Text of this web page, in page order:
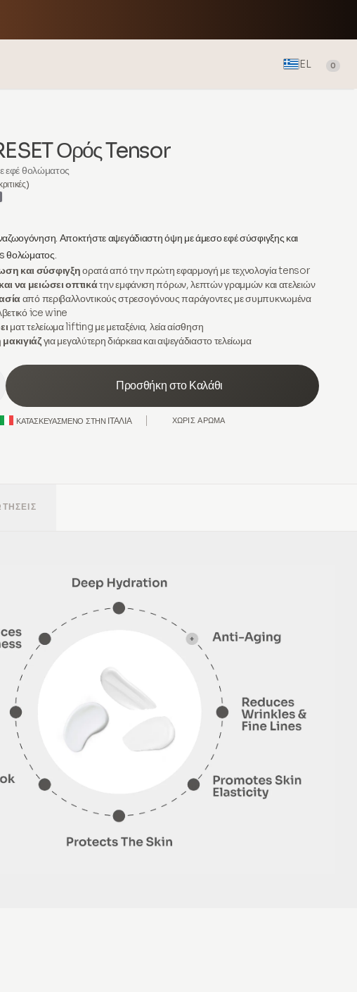
EL 0
Ορός Tensor
θολώματος
Αποκτήστε αψεγάδιαστη όψη με άμεσο εφέ σύσφιγξης και
θολώματος.
και σύσφιγξηορατά από την πρώτη εφαρμογή με τεχνολογία tensor
να μειώσει οπτικάτην εμφάνιση πόρων, λεπτών γραμμών και ατελειών
από περιβαλλοντικούς στρεσογόνους παράγοντες με συμπυκνωμένα
ice wine
ματ τελείωμα lifting με μεταξένια, λεία αίσθηση
για μεγαλύτερη διάρκεια και αψεγάδιαστο τελείωμα
Προσθήκη στο Καλάθι
ΚΑΤΑΣΚΕΥΑΣΜΈΝΟ ΣΤΗΝ ΙΤΑΛΙΑ ΧΩΡΊΣ ΆΡΩΜΑ